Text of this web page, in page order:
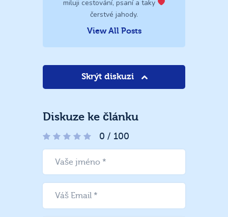
miluji cestování, psaní a taky
čerstvé jahody.
View All Posts
Skrýt diskuzi
Diskuze ke článku
0 / 100